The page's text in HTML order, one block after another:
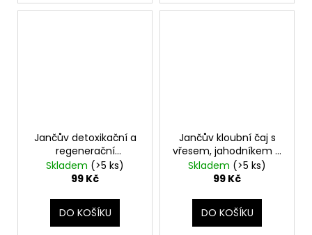
Jančův detoxikační a
regenerační
univerzální čaj
Skladem (>5 ks)
99 Kč
DO KOŠÍKU
Jančův kloubní čaj s
vřesem, jahodníkem a
jehlicí
Skladem (>5 ks)
99 Kč
DO KOŠÍKU